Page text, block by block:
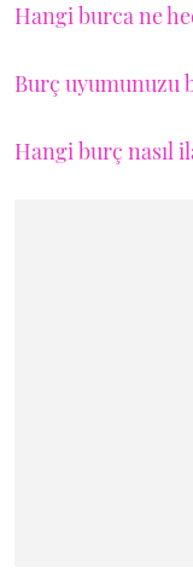
Hangi burca ne
Burç uyumunuzu
Hangi burç nasıl